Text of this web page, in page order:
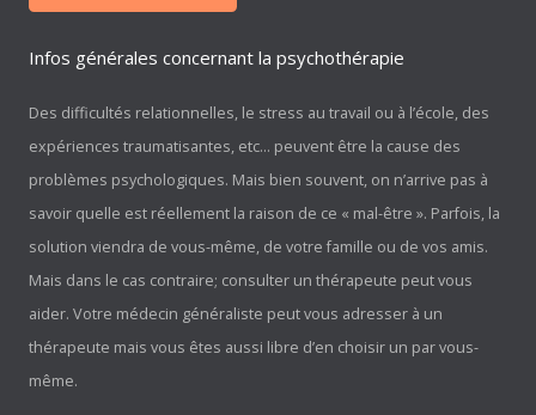
Infos générales concernant la psychothérapie
Des difficultés relationnelles, le stress au travail ou à l’école, des
expériences traumatisantes, etc… peuvent être la cause des
problèmes psychologiques. Mais bien souvent, on n’arrive pas à
savoir quelle est réellement la raison de ce « mal-être ». Parfois, la
solution viendra de vous-même, de votre famille ou de vos amis.
Mais dans le cas contraire; consulter un thérapeute peut vous
aider. Votre médecin généraliste peut vous adresser à un
thérapeute mais vous êtes aussi libre d’en choisir un par vous-
même.